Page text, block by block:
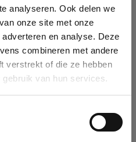
analyseren. Ook delen we
onze site met onze
en analyse. Deze
combineren met andere
verstrekt of die ze hebben
van hun services.
details
database by name, VAT or
selected it will auto-complete the
in our database, you can create